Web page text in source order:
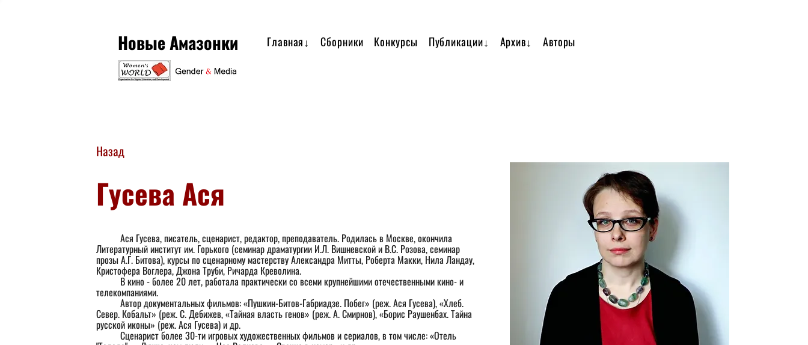
Новые Амазонки Главная↓ Сборники Конкурсы Публикации↓ Архив↓ Авторы
Назад
Гусева Ася
	Ася Гусева, писатель, сценарист, редактор, преподаватель. Родилась в Москве, окончила
Литературный институт им. Горького (семинар драматургии И.Л. Вишневской и В.С. Розова, семинар
прозы А.Г. Битова), курсы по сценарному мастерству Александра Митты, Роберта Макки, Нила Ландау,
Кристофера Воглера, Джона Труби, Ричарда Креволина.
	В кино - более 20 лет, работала практически со всеми крупнейшими отечественными кино- и
телекомпаниями.
	Автор документальных фильмов: «Пушкин-Битов-Габриадзе. Побег» (реж. Ася Гусева), «Хлеб.
Север. Кобальт» (реж. С. Дебижев, «Тайная власть генов» (реж. А. Смирнов), «Борис Раушенбах. Тайна
русской иконы» (реж. Ася Гусева) и др.
	Сценарист более 30-ти игровых художественных фильмов и сериалов, в том числе: «Отель